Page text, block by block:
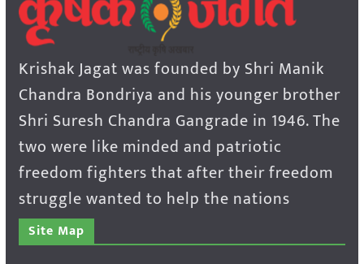
Krishak Jagat was founded by Shri Manik
Chandra Bondriya and his younger brother
Shri Suresh Chandra Gangrade in 1946. The
two were like minded and patriotic
freedom fighters that after their freedom
struggle wanted to help the nations
Site Map